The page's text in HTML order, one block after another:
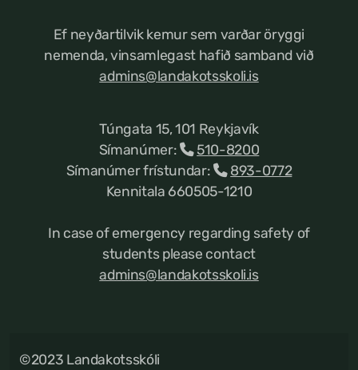
Ef neyðartilvik kemur sem varðar öryggi
nemenda, vinsamlegast hafið samband við
admins@landakotsskoli.is
Túngata 15, 101 Reykjavík
Símanúmer:
510-8200
Símanúmer frístundar:
893-0772
Kennitala 660505-1210
In case of emergency regarding safety of
students please contact
admins@landakotsskoli.is
©2023 Landakotsskóli